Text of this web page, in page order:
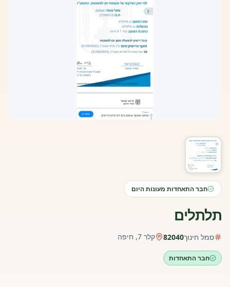
חבר התאחדות מעונות היום
תלתלים
סמל חינוך82040 קלר 7, חיפה
חבר התאחדות